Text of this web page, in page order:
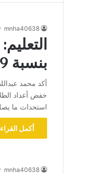
mnha40638
بنسبة 99%
أكد محمد
استحداث ما يصل إلى ٩٨ ألف فصل دراسي، فضلا عن التغلب على العجز في أعداد
أكمل
mnha40638